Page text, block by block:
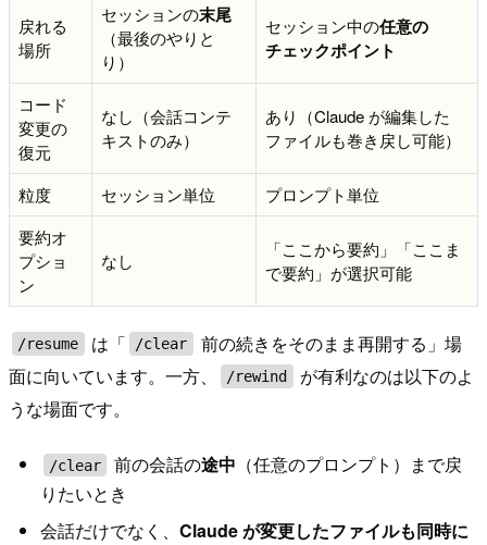
戻れる
場所
セッションの末尾
（最後のやりと
り）
セッション中の任意の
チェックポイント
コード
変更の
復元
なし（会話コンテ
キストのみ）
あり（Claude が編集した
ファイルも巻き戻し可能）
粒度 セッション単位
プロンプト単位
要約オ
プショ
ン
なし
「ここから要約」「ここま
で要約」が選択可能
/resume は「 /clear
前の続きをそのまま再開する」場
面に向いています。一方、
/rewind
が有利なのは以下のよ
うな場面です。
/clear 前の会話の途中 （任意のプロンプト）まで戻
りたいとき
会話だけでなく、 Claude が変更したファイルも同時に